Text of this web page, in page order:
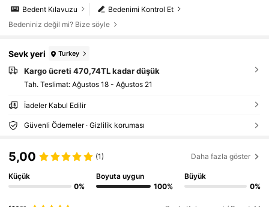
Bedenimi Kontrol Et
Bedent Kılavuzu
Bedeniniz değil mi? Bize söyle
Sevk yeri Turkey
Kargo ücreti 470,74TL kadar düşük
Tah. Teslimat: Ağustos 18 - Ağustos 21
İadeler Kabul Edilir
Güvenli Ödemeler · Gizlilik koruması
5,00 (1) Daha fazla göster
Küçük
0%
Boyuta uygun
100%
Büyük
0%